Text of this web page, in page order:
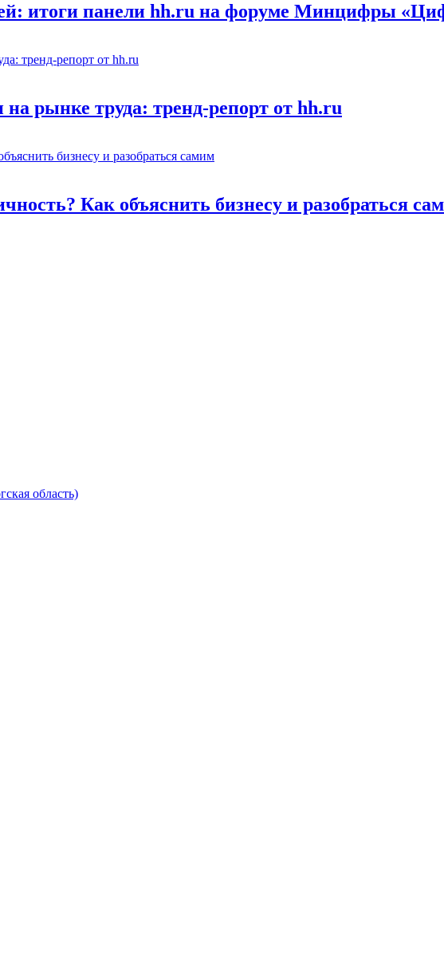
итоги панели hh.ru на форуме Минцифры
рынке труда: тренд-репорт от hh.ru
Как объяснить бизнесу и разобраться
область)